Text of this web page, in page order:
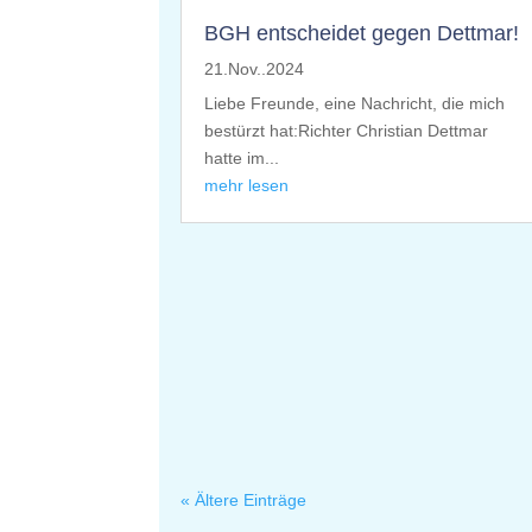
BGH entscheidet gegen Dettmar!
21.Nov..2024
Liebe Freunde, eine Nachricht, die mich
bestürzt hat:Richter Christian Dettmar
hatte im...
mehr lesen
« Ältere Einträge